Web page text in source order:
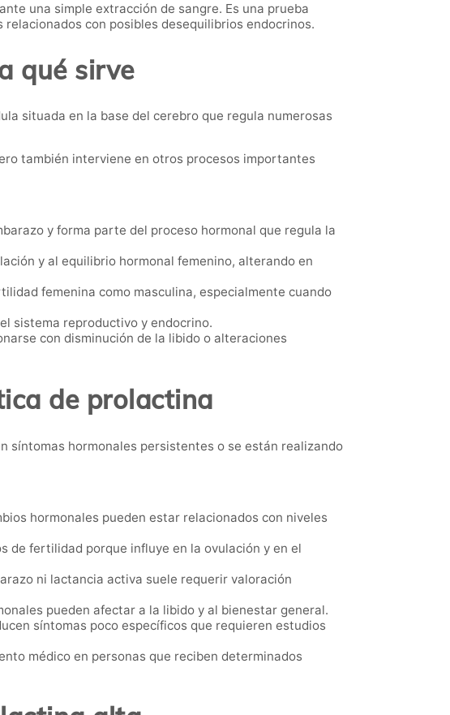
una simple extracción de sangre. Es una prueba
con posibles desequilibrios endocrinos.
qué sirve
situada en la base del cerebro que regula numerosas
también interviene en otros procesos importantes
y forma parte del proceso hormonal que regula la
y al equilibrio hormonal femenino, alterando en
femenina como masculina, especialmente cuando
sistema reproductivo y endocrino.
con disminución de la libido o alteraciones
de prolactina
síntomas hormonales persistentes o se están realizando
hormonales pueden estar relacionados con niveles
de fertilidad porque influye en la ovulación y en el
ni lactancia activa suele requerir valoración
pueden afectar a la libido y al bienestar general.
síntomas poco específicos que requieren estudios
médico en personas que reciben determinados